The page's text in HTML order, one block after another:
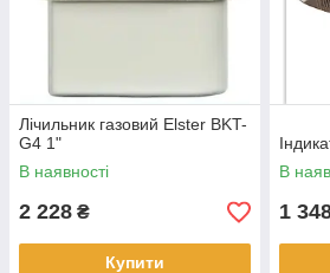
Лічильник газовий Elster BKT-
G4 1"
В наявності
2 228 ₴
Купити
В
1